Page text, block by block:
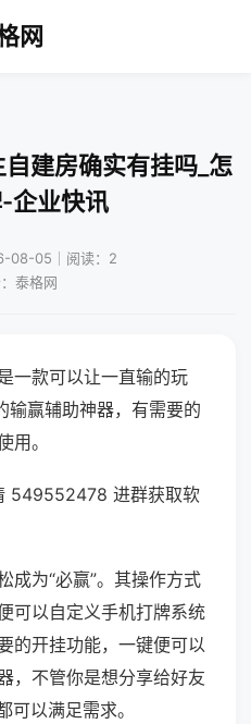
网
建房确实有挂吗_怎
企业快讯
08-05｜阅读：2
泰格网
一款可以让一直输的玩
输赢辅助神器，有需要的
用。
549552478 进群获取软
成为“必赢”。其操作方式
可以自定义手机打牌系统
的开挂功能，一键便可以
，不管你是想分享给好友
可以满足需求。